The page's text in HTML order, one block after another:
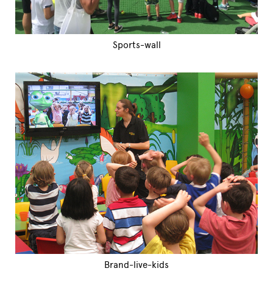
Sports-wall
Brand-live-kids